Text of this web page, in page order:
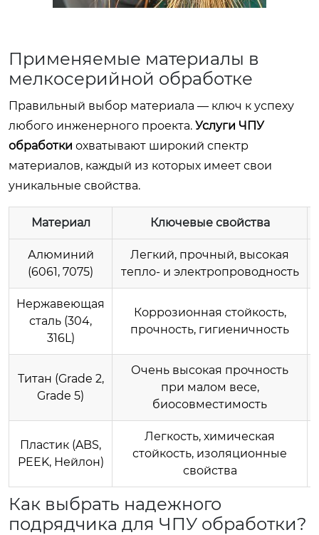
Применяемые материалы в
мелкосерийной обработке
Правильный выбор материала — ключ к успеху
любого инженерного проекта. Услуги ЧПУ
обработки охватывают широкий спектр
материалов, каждый из которых имеет свои
уникальные свойства.
Материал Ключевые свойства
Алюминий
(6061, 7075)
Легкий, прочный, высокая
тепло- и электропроводность
Нержавеющая
сталь (304,
316L)
Коррозионная стойкость,
прочность, гигиеничность
Титан (Grade 2,
Grade 5)
Очень высокая прочность
при малом весе,
биосовместимость
Пластик (ABS,
PEEK, Нейлон)
Легкость, химическая
стойкость, изоляционные
свойства
Как выбрать надежного
подрядчика для ЧПУ обработки?